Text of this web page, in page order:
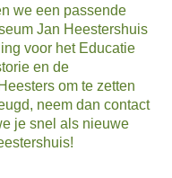
we een passende
Jan Heestershuis
voor het Educatie
en de
om te zetten
neem dan contact
je snel als nieuwe